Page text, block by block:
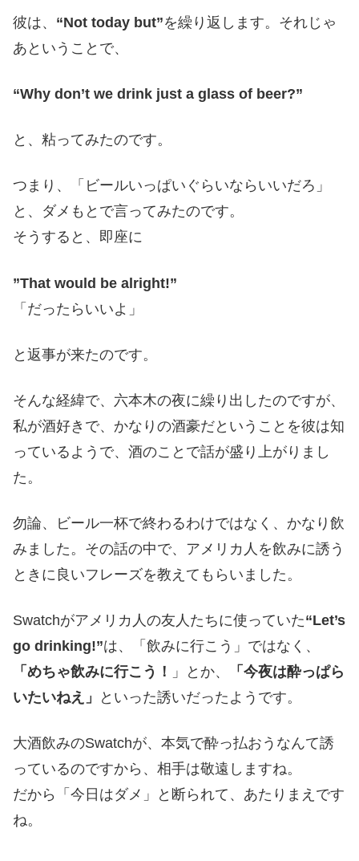
彼は、 “Not today but”を繰り返します。それじゃ
あということで、
“Why don’t we drink just a glass of beer?”
と、粘ってみたのです。
つまり、「ビールいっぱいぐらいならいいだろ」
と、ダメもとで言ってみたのです。
そうすると、即座に
”That would be alright!”
「だったらいいよ」
と返事が来たのです。
そんな経緯で、六本木の夜に繰り出したのですが、
私が酒好きで、かなりの酒豪だということを彼は知
っているようで、酒のことで話が盛り上がりまし
た。
勿論、ビール一杯で終わるわけではなく、かなり飲
みました。その話の中で、アメリカ人を飲みに誘う
ときに良いフレーズを教えてもらいました。
Swatchがアメリカ人の友人たちに使っていた“Let’s
go drinking!”は、「飲みに行こう」ではなく、
「めちゃ飲みに行こう！
」とか、
「今夜は酔っぱら
いたいねえ」
といった誘いだったようです。
大酒飲みのSwatchが、本気で酔っ払おうなんて誘
っているのですから、相手は敬遠しますね。
だから「今日はダメ」と断られて、あたりまえです
ね。